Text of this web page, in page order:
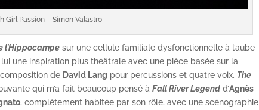
Girl Passion – Simon Valastro
l’Hippocampe sur une cellule familiale dysfonctionnelle à l’aube
une inspiration plus théâtrale avec une pièce basée sur la
de David Lang pour percussions et quatre voix, The
qui m’a fait beaucoup pensé àFall River Legend d’Agnès
, complètement habitée par son rôle, avec une scénographie